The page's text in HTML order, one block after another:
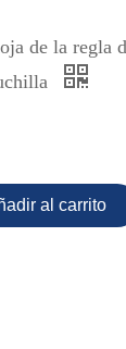
de la regla
al carrito